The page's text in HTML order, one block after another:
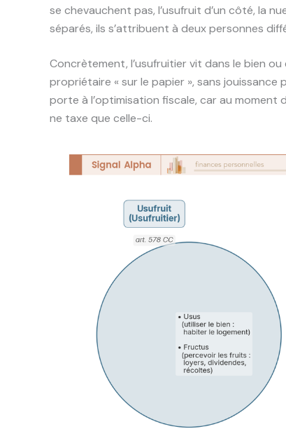
se chevauchent pas, l’usufruit d’un côté, la
séparés, ils s’attribuent à deux personnes
Concrètement, l’usufruitier vit dans le bien
propriétaire « sur le papier », sans
porte à l’optimisation fiscale, car au
ne taxe que celle-ci.